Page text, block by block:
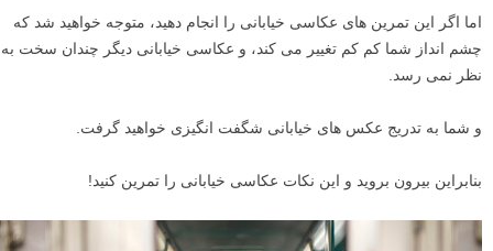
آموزش ۱۱ نکته برای عکاسی خیابانی کاندید کلوزآپ
ن نتیجه گیری
ثبت عکس های خیابانی زیبا می تواند سخت باشد. و برای عکاسان مبتدی،